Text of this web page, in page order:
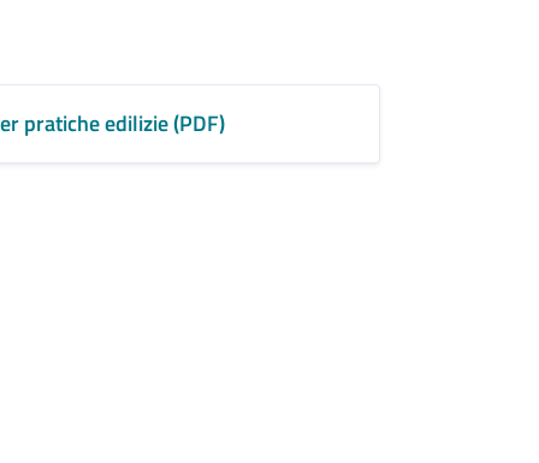
pratiche edilizie (PDF)